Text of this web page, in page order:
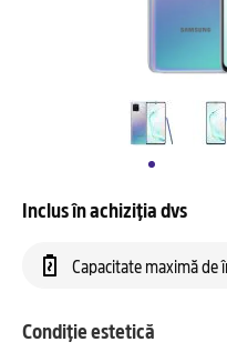
Inclus în achiziția dvs
Capacitate maximă de
Condiție estetică